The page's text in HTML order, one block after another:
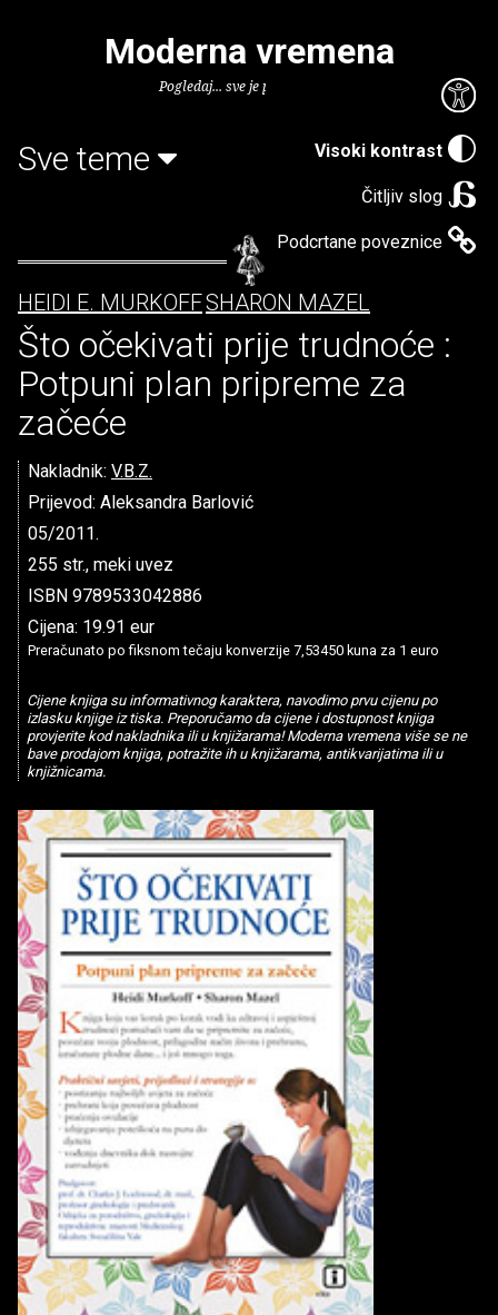
Visoki kontrast
Čitljiv slog
Podcrtane poveznice
Moderna vremena
Pogledaj... sve je puno knjiga.
Sve teme
HEIDI E. MURKOFFSHARON MAZEL
Što očekivati prije trudnoće :
Potpuni plan pripreme za
začeće
Nakladnik: V.B.Z.
Prijevod: Aleksandra Barlović
05/2011.
255 str., meki uvez
ISBN 9789533042886
Cijena: 19.91 eur
Preračunato po fiksnom tečaju konverzije 7,53450 kuna za 1 euro
Cijene knjiga su informativnog karaktera, navodimo prvu cijenu po
izlasku knjige iz tiska. Preporučamo da cijene i dostupnost knjiga
provjerite kod nakladnika ili u knjižarama! Moderna vremena više se ne
bave prodajom knjiga, potražite ih u knjižarama, antikvarijatima ili u
knjižnicama.